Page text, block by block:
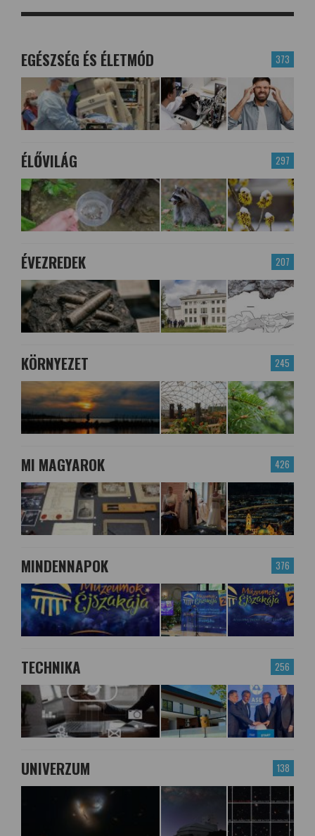
373
EGÉSZSÉG ÉS ÉLETMÓD
297
ÉLŐVILÁG
207
ÉVEZREDEK
245
KÖRNYEZET
426
MI MAGYAROK
376
MINDENNAPOK
256
TECHNIKA
138
UNIVERZUM